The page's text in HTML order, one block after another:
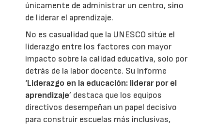
únicamente de administrar un centro, sino
de liderar el aprendizaje.
No es casualidad que la UNESCO sitúe el
liderazgo entre los factores con mayor
impacto sobre la calidad educativa, solo por
detrás de la labor docente. Su informe
‘Liderazgo en la educación: liderar por el
aprendizaje’ destaca que los equipos
directivos desempeñan un papel decisivo
para construir escuelas más inclusivas,